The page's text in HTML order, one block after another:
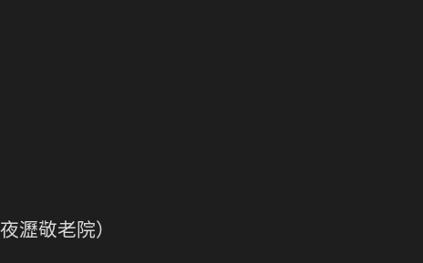
瀝敬老院）